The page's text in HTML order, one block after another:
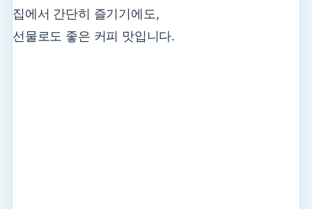
집에서 간단히 즐기기에도,
선물로도 좋은 커피 맛입니다.